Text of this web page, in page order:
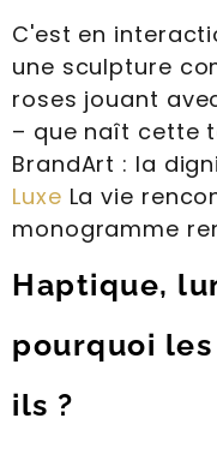
C'est en
une sculpture
roses jouant
– que naît cette
BrandArt : la
Luxe La vie
monogramme
Haptique,
pourquoi
ils ?